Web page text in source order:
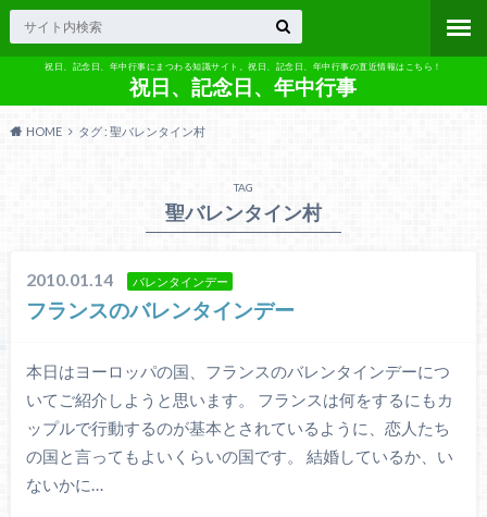
祝日、記念日、年中行事にまつわる知識サイト。祝日、記念日、年中行事の直近情報はこちら！
祝日、記念日、年中行事
HOME タグ : 聖バレンタイン村
TAG
聖バレンタイン村
2010.01.14 バレンタインデー
フランスのバレンタインデー
本日はヨーロッパの国、フランスのバレンタインデーにつ
いてご紹介しようと思います。 フランスは何をするにもカ
ップルで行動するのが基本とされているように、恋人たち
の国と言ってもよいくらいの国です。 結婚しているか、い
ないかに…